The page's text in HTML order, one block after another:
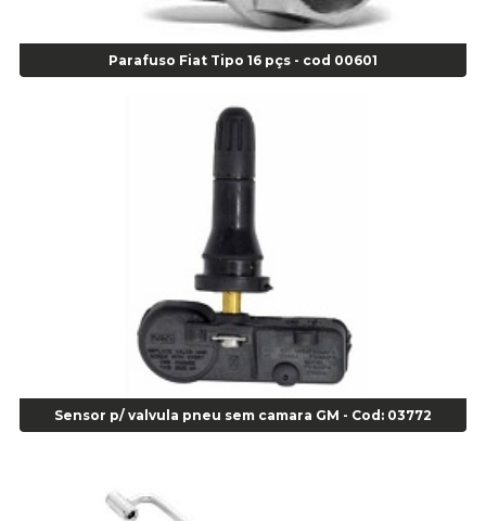
Alicate Corte Frontal - Cod 02685
Alicate Corte Lateral Força Dupla - Cod 03105
Alicate de Corte Diagonal - cod 02138
Alicate de Pressão Gedore - Cod 01856
Alicate para Abracadeira 3/16" x 1.3/16" 29840 - Gedore - Cod 02174
Alicate para Anéis Externos Bico Reto - Gedore A2 - Cod 00894
Alicate para Anéis Externos com Bico Curvo - Gedore A21 - Cod 00895
Alicate para Anéis Internos Bico Curvo - Gedore J21 - Cod 00893
Alicate para Anéis Tipo Trava Câmbio 8134 Gedore - Cod 02008
Alicate para Balanceamento - Cod 03078
Alicate para trava de cambio 398 11" - Corneta - Cod 03113
Alicate Universal - Cod 01718
Alicate Universal 8" Gedore - Cod 00133
Anel Centralizador Fiat 4 pçs - Amarelo - Cod 00517
Anel Centralizador Honda 4 pçs - Vermelho - Cod 01465
Parafuso Fiat Tipo 16 pçs - cod 00601
Sensor p/ valvula pneu sem camara GM - Cod: 03772